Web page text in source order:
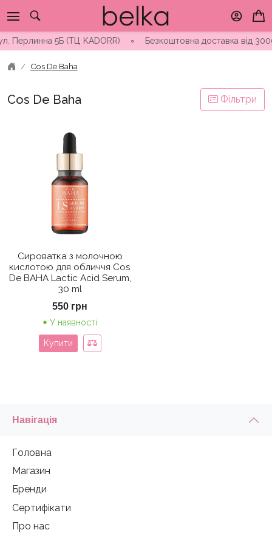
to
content
5Б (ТЦ KADORR) ∘ Безкоштовна доставка від 3000
Cos De Baha
Cos De Baha Фільтри
Сироватка з молочною
кислотою для обличчя Cos
De BAHA Lactic Acid Serum,
30 ml
550 грн
У наявності
Купити
Навігація
Головна
Магазин
Бренди
Сертифікати
Про нас